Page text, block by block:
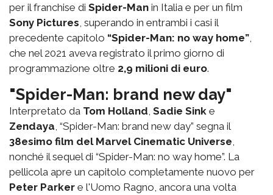
per il franchise di Spider-Man in Italia e per un film
Sony Pictures , superando in entrambi i casi il
precedente capitolo “Spider-Man: no way home”
che nel 2021 aveva registrato il primo giorno di
programmazione oltre 2,9 milioni di euro.
"Spider-Man: brand new day"
Interpretato da Tom Holland Sadie Sink e
Zendaya , “Spider-Man: brand new day” segna il
38esimo film del Marvel Cinematic Universe
nonché il sequel di “Spider-Man: no way home”. La
pellicola apre un capitolo completamente nuovo per
Peter Parker e l'Uomo Ragno, ancora una volta